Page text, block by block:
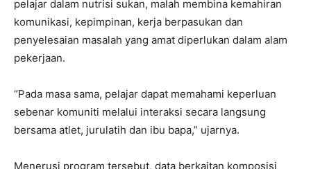
pelajar dalam nutrisi sukan, malah membina kemahiran
komunikasi, kepimpinan, kerja berpasukan dan
penyelesaian masalah yang amat diperlukan dalam alam
pekerjaan.
“Pada masa sama, pelajar dapat memahami keperluan
sebenar komuniti melalui interaksi secara langsung
bersama atlet, jurulatih dan ibu bapa,” ujarnya.
Menerusi program tersebut, data berkaitan komposisi